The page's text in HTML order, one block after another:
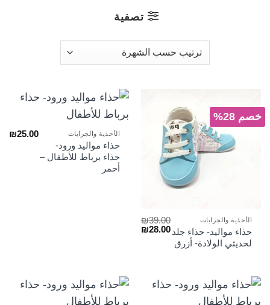
تصفية
خصم 28%
الأحذية والجرابات
حذاء مواليد- حذاء جلد
لحديثي الولادة- أزرق
₪39.00
السعر₪28.00
الأحذية والجرابات
حذاء مواليد ورود-
حذاء برباط للأطفال –
أحمر
₪25.00